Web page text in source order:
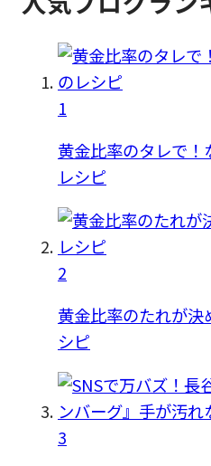
1
黄金比率のタレで
レシピ
2
黄金比率のたれが
シピ
3